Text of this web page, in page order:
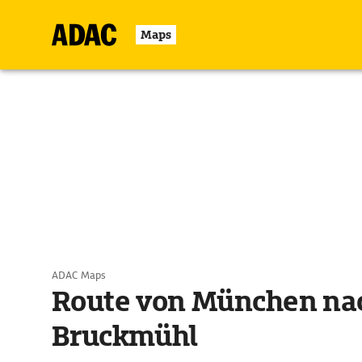
Maps
ADAC Maps
Route von München
Bruckmühl